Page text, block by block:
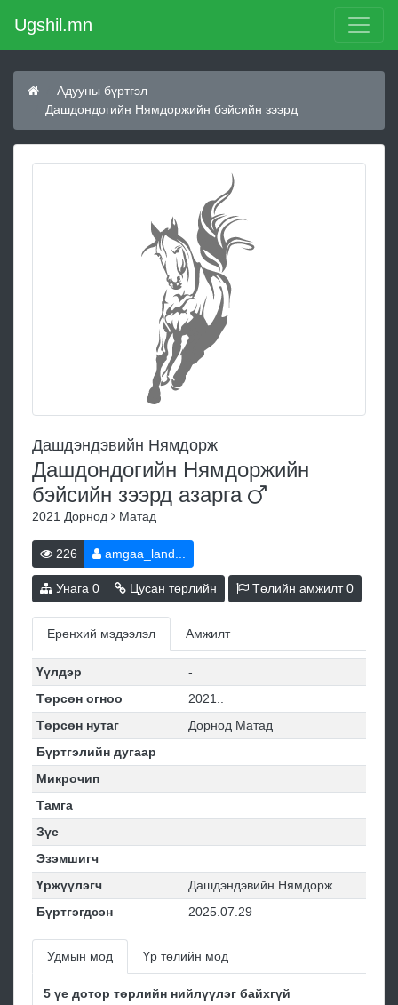
Ugshil.mn
Адууны бүртгэл
Дашдондогийн Нямдоржийн бэйсийн зээрд
Дашдэндэвийн Нямдорж
Дашдондогийн Нямдоржийн
бэйсийн зээрд азарга
2021 Дорнод Матад
226 amgaa_land...
Унага 0 Цусан төрлийн Төлийн амжилт0
Ерөнхий мэдээлэл Амжилт
Үүлдэр
-
Төрсөн огноо
2021..
Төрсөн нутаг
Дорнод Матад
Бүртгэлийн дугаар
Микрочип
Тамга
Зүс
Эзэмшигч
Үржүүлэгч
Дашдэндэвийн Нямдорж
Бүртгэгдсэн
2025.07.29
Удмын мод Үр төлийн мод
5 үе дотор төрлийн нийлүүлэг байхгүй